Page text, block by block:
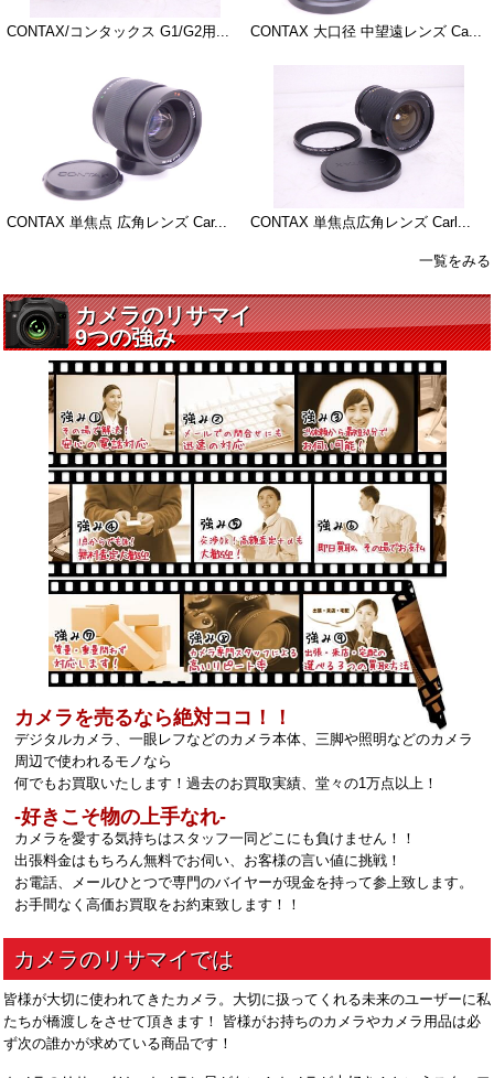
CONTAX/コンタックス G1/G2用... CONTAX 大口径 中望遠レンズ Ca...
CONTAX 単焦点 広角レンズ Car... CONTAX 単焦点広角レンズ Carl...
一覧をみる
カメラを売るなら絶対ココ！！
デジタルカメラ、一眼レフなどのカメラ本体、三脚や照明などのカメラ
周辺で使われるモノなら
何でもお買取いたします！過去のお買取実績、堂々の1万点以上！
‐好きこそ物の上手なれ‐
カメラを愛する気持ちはスタッフ一同どこにも負けません！！
出張料金はもちろん無料でお伺い、お客様の言い値に挑戦！
お電話、メールひとつで専門のバイヤーが現金を持って参上致します。
お手間なく高価お買取をお約束致します！！
皆様が大切に使われてきたカメラ。大切に扱ってくれる未来のユーザーに私
たちが橋渡しをさせて頂きます！ 皆様がお持ちのカメラやカメラ用品は必
ず次の誰かが求めている商品です！